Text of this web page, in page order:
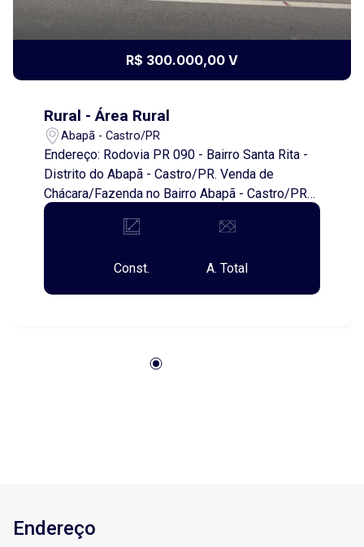
R$ 300.000,00 V
Rural - Área Rural
Abapã - Castro/PR
Endereço: Rodovia PR 090 - Bairro Santa Rita -
Distrito do Abapã - Castro/PR. Venda de
Chácara/Fazenda no Bairro Abapã - Castro/PR
Área de Terreno: 4.341,64 metros quadrados
Área Construída Casa Sede: 120,00 metros
margens da Rodovia PR 090, tendo o caminho
de chegada e partida todo asfaltado. Distância
para quem busca um refúgio ou deseja investir
Const.
A. Total
Endereço